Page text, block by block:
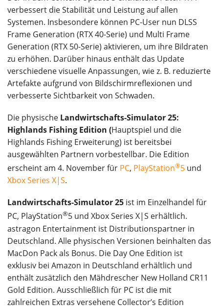
verbessert die Stabilität und Leistung auf allen
Systemen. Insbesondere können PC-User nun DLSS
Frame Generation (RTX 40-Serie) und Multi Frame
Generation (RTX 50-Serie) aktivieren, um ihre Bildraten
zu erhöhen. Darüber hinaus enthält das Update
verschiedene visuelle Anpassungen, wie z. B. reduzierte
Artefakte aufgrund von Bildschirmreflexionen und
verbesserte Sichtbarkeit von Schwaden.
Die physische Landwirtschafts-Simulator 25:
Highlands Fishing Edition (Hauptspiel und die
Highlands Fishing Erweiterung) ist bereitsbei
ausgewählten Partnern vorbestellbar. Die Edition
erscheint am 4. November für PC, PlayStation®5 und
Xbox Series X|S.
Landwirtschafts-Simulator 25 ist im Einzelhandel für
PC, PlayStation®5 und Xbox Series X|S erhältlich.
astragon Entertainment ist Distributionspartner in
Deutschland. Alle physischen Versionen beinhalten das
MacDon Pack als Bonus. Die Day One Edition ist
exklusiv bei Amazon in Deutschland erhältlich und
enthält zusätzlich den Mähdrescher New Holland CR11
Gold Edition. Ausschließlich für PC ist die mit
zahlreichen Extras versehene Collector’s Edition